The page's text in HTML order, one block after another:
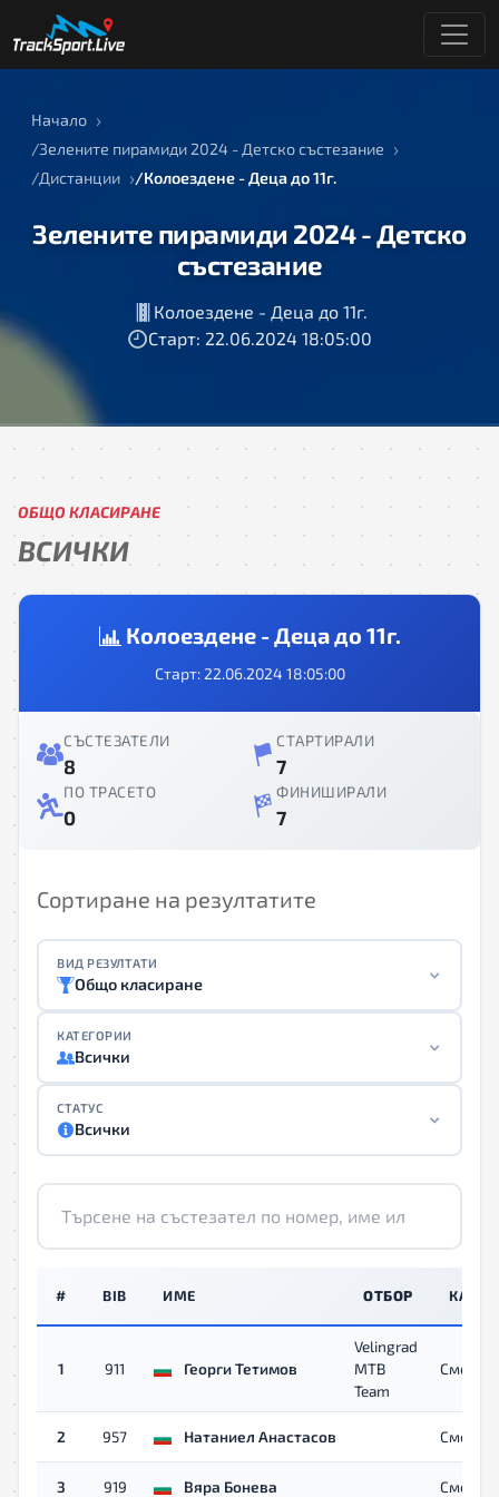
Начало
Зелените пирамиди 2024 - Детско състезание
Дистанции
Колоездене - Деца до 11г.
Зелените пирамиди 2024 - Детско
състезание
Колоездене - Деца до 11г.
Старт: 22.06.2024 18:05:00
ОБЩО КЛАСИРАНЕ
ВСИЧКИ
Колоездене - Деца до 11г.
Старт: 22.06.2024 18:05:00
СЪСТЕЗАТЕЛИ
8
СТАРТИРАЛИ
7
ПО ТРАСЕТО
0
ФИНИШИРАЛИ
7
Сортиране на резултатите
ВИД РЕЗУЛТАТИ
Общо класиране
КАТЕГОРИИ
Всички
СТАТУС
Всички
# BIB ИМЕ ОТБОР
1 911 Георги Тетимов
Velingrad
MTB
Team
2 957 Натаниел Анастасов
3 919 Вяра Бонева